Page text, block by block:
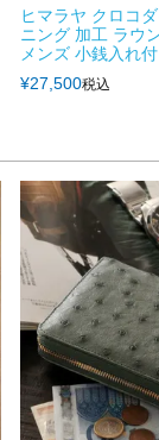
ヒマラヤ クロコ
ニング 加工 ラウ
メンズ 小銭入れ
¥27,500税込